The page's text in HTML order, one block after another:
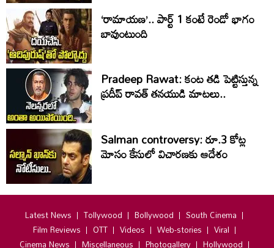
‘రామాయణ’.. పార్ట్‌ 1 కంటే రెండో భాగం
బావుంటుంది
Pradeep Rawat: కంట తడి పెట్టిస్తున్న
ప్రదీప్ రావత్ తనయుడి మాటలు..
Salman controversy: రూ.3 కోట్ల
మోసం కేసులో విచారణకు ఆదేశం
Latest News Tollywood Bollywood
South Cinema
Film Reviews
OTT Videos Web-stories
Viral
Cinema News
Miscellaneous Photogallery Hollywood